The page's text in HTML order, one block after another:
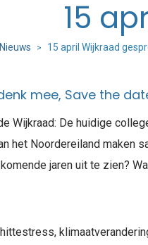
15
> 15 april Wijkraad
mee, Save the
Wijkraad: De huidige
het Noordereiland maken
jaren uit te zien?